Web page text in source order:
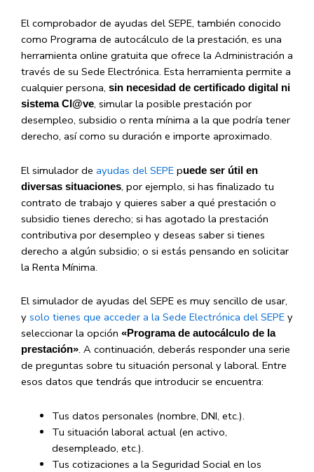
El comprobador de ayudas del SEPE, también conocido
como Programa de autocálculo de la prestación, es una
herramienta online gratuita que ofrece la Administración a
través de su Sede Electrónica. Esta herramienta permite a
cualquier persona, sin necesidad de certificado digital ni
sistema Cl@ve, simular la posible prestación por
desempleo, subsidio o renta mínima a la que podría tener
derecho, así como su duración e importe aproximado.
El simulador de ayudas del SEPE puede ser útil en
diversas situaciones, por ejemplo, si has finalizado tu
contrato de trabajo y quieres saber a qué prestación o
subsidio tienes derecho; si has agotado la prestación
contributiva por desempleo y deseas saber si tienes
derecho a algún subsidio; o si estás pensando en solicitar
la Renta Mínima.
El simulador de ayudas del SEPE es muy sencillo de usar,
y solo tienes que acceder a la Sede Electrónica del SEPE y
seleccionar la opción «Programa de autocálculo de la
prestación». A continuación, deberás responder una serie
de preguntas sobre tu situación personal y laboral. Entre
esos datos que tendrás que introducir se encuentra:
Tus datos personales (nombre, DNI, etc.).
Tu situación laboral actual (en activo,
desempleado, etc.).
Tus cotizaciones a la Seguridad Social en los